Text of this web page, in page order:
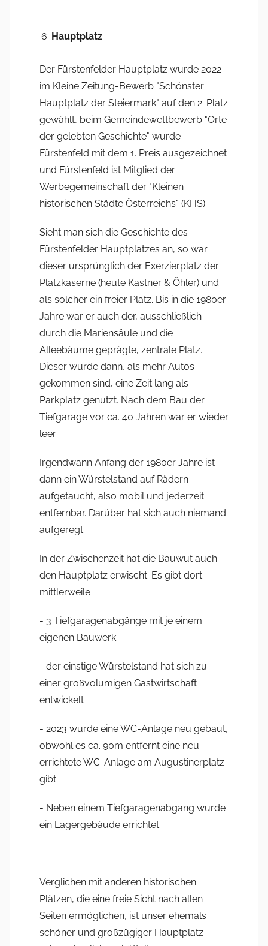
Hauptplatz
Der Fürstenfelder Hauptplatz wurde 2022
im Kleine Zeitung-Bewerb "Schönster
Hauptplatz der Steiermark" auf den 2. Platz
gewählt, beim Gemeindewettbewerb "Orte
der gelebten Geschichte" wurde
Fürstenfeld mit dem 1. Preis ausgezeichnet
und Fürstenfeld ist Mitglied der
Werbegemeinschaft der "Kleinen
historischen Städte Österreichs" (KHS).
Sieht man sich die Geschichte des
Fürstenfelder Hauptplatzes an, so war
dieser ursprünglich der Exerzierplatz der
Platzkaserne (heute Kastner & Öhler) und
als solcher ein freier Platz. Bis in die 1980er
Jahre war er auch der, ausschließlich
durch die Mariensäule und die
Alleebäume geprägte, zentrale Platz.
Dieser wurde dann, als mehr Autos
gekommen sind, eine Zeit lang als
Parkplatz genutzt. Nach dem Bau der
Tiefgarage vor ca. 40 Jahren war er wieder
leer.
Irgendwann Anfang der 1980er Jahre ist
dann ein Würstelstand auf Rädern
aufgetaucht, also mobil und jederzeit
entfernbar. Darüber hat sich auch niemand
aufgeregt.
In der Zwischenzeit hat die Bauwut auch
den Hauptplatz erwischt. Es gibt dort
mittlerweile
- 3 Tiefgaragenabgänge mit je einem
eigenen Bauwerk
- der einstige Würstelstand hat sich zu
einer großvolumigen Gastwirtschaft
entwickelt
- 2023 wurde eine WC-Anlage neu gebaut,
obwohl es ca. 90m entfernt eine neu
errichtete WC-Anlage am Augustinerplatz
gibt.
- Neben einem Tiefgaragenabgang wurde
ein Lagergebäude errichtet.
Verglichen mit anderen historischen
Plätzen, die eine freie Sicht nach allen
Seiten ermöglichen, ist unser ehemals
schöner und großzügiger Hauptplatz